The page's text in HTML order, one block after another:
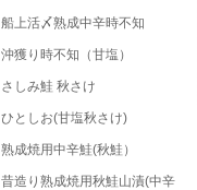
船上活〆熟成中辛時不知
沖獲り時不知（甘塩）
さしみ鮭 秋さけ
ひとしお(甘塩秋さけ)
熟成焼用中辛鮭(秋鮭）
昔造り熟成焼用秋鮭山漬(中辛